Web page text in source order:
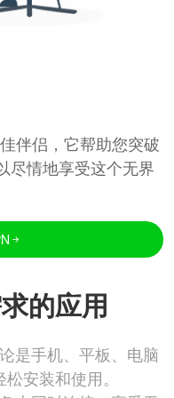
伴侣，它帮助您突破
尽情地享受这个无界
的应用
是手机、平板、电脑
安装和使用。